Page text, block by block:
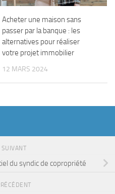
Acheter une maison sans
passer par la banque : les
alternatives pour réaliser
votre projet immobilier
12 MARS 2024
SUIVANT
du syndic de copropriété